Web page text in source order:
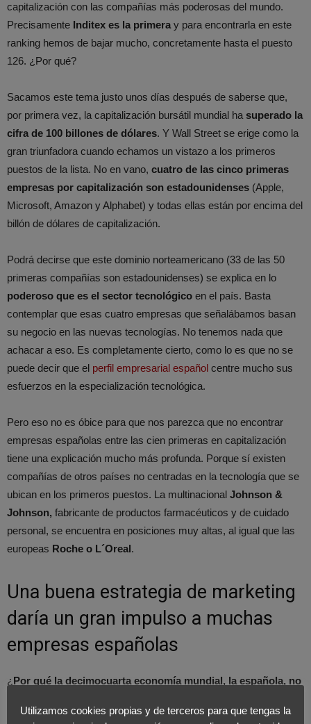
capitalización con las compañías más poderosas del mundo.
Precisamente Inditex es la primera y para encontrarla en este
ranking hemos de bajar mucho, concretamente hasta el puesto
126. ¿Por qué?
Sacamos este tema justo unos días después de saberse que,
por primera vez, la capitalización bursátil mundial ha superado la
cifra de 100 billones de dólares. Y Wall Street se erige como la
gran triunfadora cuando echamos un vistazo a los primeros
puestos de la lista. No en vano, cuatro de las cinco primeras
empresas por capitalización son estadounidenses (Apple,
Microsoft, Amazon y Alphabet) y todas ellas están por encima del
billón de dólares de capitalización.
Podrá decirse que este dominio norteamericano (33 de las 50
primeras compañías son estadounidenses) se explica en lo
poderoso que es el sector tecnológico en el país. Basta
contemplar que esas cuatro empresas que señalábamos basan
su negocio en las nuevas tecnologías. No tenemos nada que
achacar a eso. Es completamente cierto, como lo es que no se
puede decir que el perfil empresarial español centre mucho sus
esfuerzos en la especialización tecnológica.
Pero eso no es óbice para que nos parezca que no encontrar
empresas españolas entre las cien primeras en capitalización
tiene una explicación mucho más profunda. Porque sí existen
compañías de otros países no centradas en la tecnología que se
ubican en los primeros puestos. La multinacional Johnson &
Johnson, fabricante de productos farmacéuticos y de cuidado
personal, se encuentra en posiciones muy altas, al igual que las
europeas Roche o L´Oreal.
Una buena estrategia de marketing
daría un gran impulso a muchas
empresas españolas
¿ Por qué la decimocuarta economía mundial, la española, no
trata de una suma de razones estructurales, relacionadas con la
Utilizamos cookies propias y de terceros para que tengas la